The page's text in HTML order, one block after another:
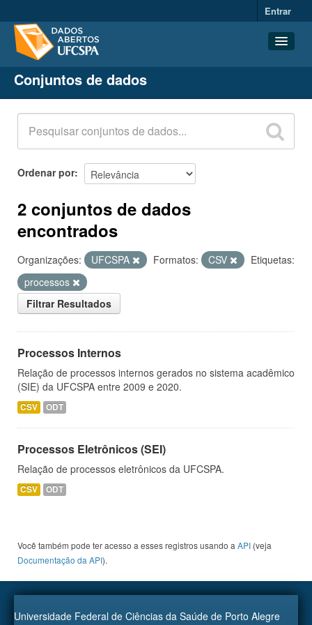
Entrar
Conjuntos de dados
Organizações
Grupos
Sobre
Conjuntos de dados
Ordenar por
2 conjuntos de dados
encontrados
Organizações: UFCSPA Formatos: CSV
Etiquetas:
processos
Filtrar Resultados
Processos Internos
Relação de processos internos gerados no sistema acadêmico
(SIE) da UFCSPA entre 2009 e 2020.
CSV ODT
Processos Eletrônicos (SEI)
Relação de processos eletrônicos da UFCSPA.
CSV ODT
Você também pode ter acesso a esses registros usando a API (veja
Documentação da API).
Universidade Federal de Ciências da Saúde de Porto Alegre